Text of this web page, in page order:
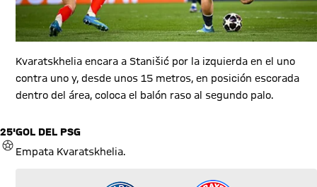
Kvaratskhelia encara a Stanišić por la izquierda en el uno
contra uno y, desde unos 15 metros, en posición escorada
dentro del área, coloca el balón raso al segundo palo.
25'
GOL
GOL DEL PSG
Empata Kvaratskhelia.